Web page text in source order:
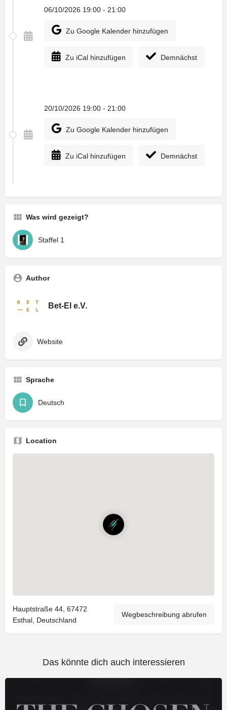
06/10/2026 19:00 - 21:00
Zu Google Kalender hinzufügen
Zu iCal hinzufügen Demnächst
20/10/2026 19:00 - 21:00
Zu Google Kalender hinzufügen
Zu iCal hinzufügen Demnächst
Was wird gezeigt?
Staffel 1
Author
Bet-El e.V.
Website
Sprache
Deutsch
Location
Hauptstraße 44, 67472
Esthal, Deutschland
Wegbeschreibung abrufen
Das könnte dich auch interessieren